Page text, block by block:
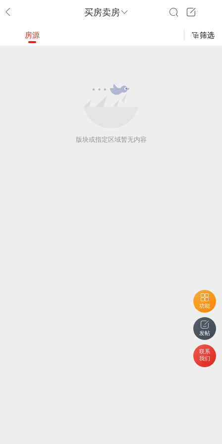
买房卖房
功能
发帖
联系
我们
房源 筛选
版块或指定区域暂无内容